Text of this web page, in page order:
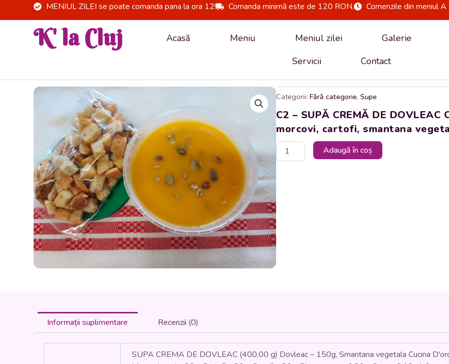
to
MENIUL ZILEI se poate comanda pana la ora 12! Comanda minimă este de 120 RON. Comenzile din meniul
K' la Cluj Acasă Meniu Meniul zilei Galerie
Servicii
Contact
Categorii: Fără categorie,Supe
C2 – SUPĂ CREMĂ DE DOVLEAC
morcovi, cartofi, smantana
Cantitate
C2
SUPĂ
CREMĂ
DE
DOVLEAC
CU
CRUTOANE
(dovleac,
ceapa,
morcovi,
cartofi,
Adaugă în coș
Informații suplimentare Recenzii (0)
SUPA CREMA DE DOVLEAC (400.00 g) Dovleac – 150g, Smantana vegetala Cucina